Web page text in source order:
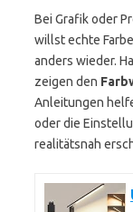
Bei Grafik oder
willst echte
anders wieder.
zeigen den
Anleitungen
oder die
realitätsnah